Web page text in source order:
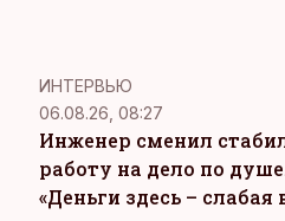
ИНТЕРВЬЮ
06.08.26, 08:27
Инженер сменил
работу на дело по
«Деньги здесь – слабая